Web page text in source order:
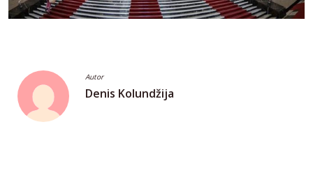
Autor
Denis Kolundžija